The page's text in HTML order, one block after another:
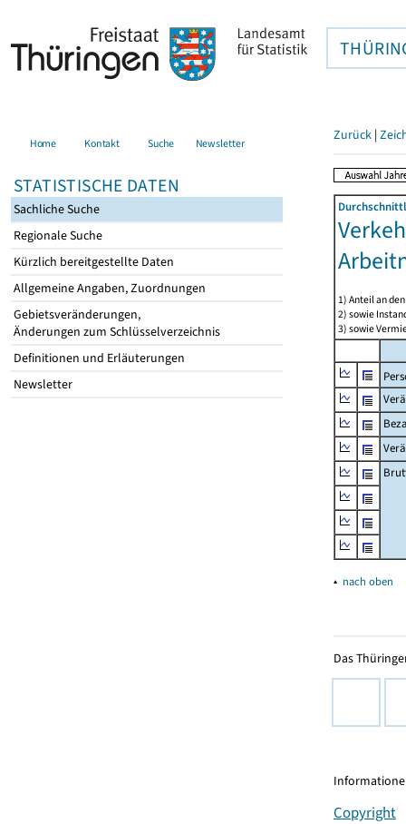
Home Kontakt Suche Newsletter
STATISTISCHE DATEN
Sachliche Suche
Regionale Suche
Kürzlich bereitgestellte Daten
Allgemeine Angaben, Zuordnungen
Gebietsveränderungen,
Änderungen zum Schlüsselverzeichnis
Definitionen und Erläuterungen
Newsletter
Zurück |
1) Anteil an
2) sowie
3) sowie
▴ nach oben
Das
Copyright